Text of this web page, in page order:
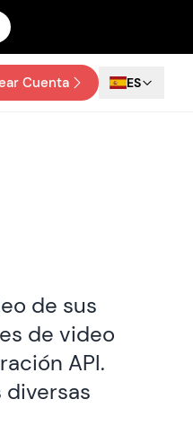
Cuenta ES
de sus
de video
API.